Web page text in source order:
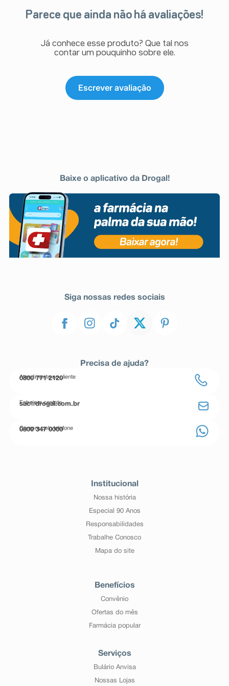
Parece que ainda não há avaliações!
Já conhece esse produto? Que tal nos
contar um pouquinho sobre ele.
Escrever avaliação
Baixe o aplicativo da Drogal!
Siga nossas redes sociais
Precisa de ajuda?
Atendimento ao cliente
0800 771 2120
Entre em contato
sac@drogal.com.br
Compre pelo telefone
0800 347 0000
Institucional
Nossa história
Especial 90 Anos
Responsabilidades
Trabalhe Conosco
Mapa do site
Benefícios
Convênio
Ofertas do mês
Farmácia popular
Serviços
Bulário Anvisa
Nossas Lojas